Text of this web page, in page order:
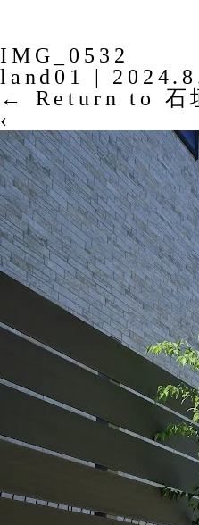
IMG_0532
land01
|
←
Return to 石
‹